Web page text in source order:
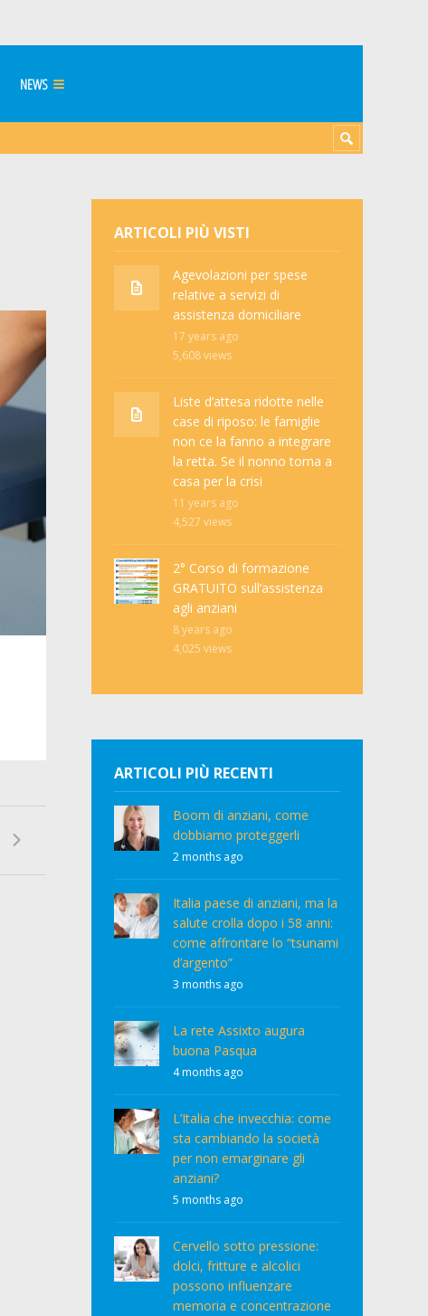
NEWS
ARTICOLI PIÙ VISTI
Agevolazioni per spese
relative a servizi di
assistenza domiciliare
17 years ago
5,608views
Liste d’attesa ridotte nelle
case di riposo: le famiglie
non ce la fanno a integrare
la retta. Se il nonno torna a
casa per la crisi
11 years ago
4,527 views
2° Corso di formazione
GRATUITO sull’assistenza
agli anziani
8 years ago
4,025 views
ARTICOLI PIÙ RECENTI
Boom di anziani, come
dobbiamo proteggerli
2 months ago
Italia paese di anziani, ma la
salute crolla dopo i 58 anni:
come affrontare lo “tsunami
d’argento”
3 months ago
La rete Assixto augura
buona Pasqua
4 months ago
L’Italia che invecchia: come
sta cambiando la società
per non emarginare gli
anziani?
5 months ago
Cervello sotto pressione:
dolci, fritture e alcolici
possono influenzare
memoria e concentrazione